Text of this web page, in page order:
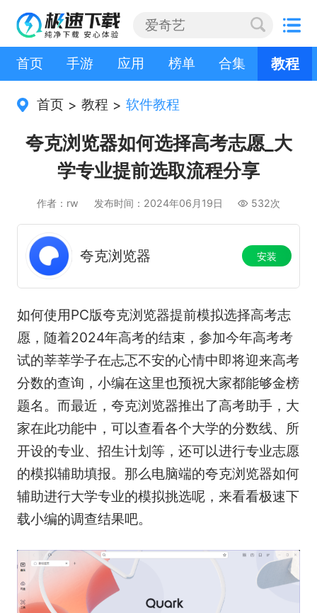
首页 手游 应用 榜单 合集 教程
首页 > 教程 > 软件教程
夸克浏览器如何选择高考志愿_大
学专业提前选取流程分享
作者：rw 发布时间：2024年06月19日 532次
夸克浏览器 安装
如何使用PC版夸克浏览器提前模拟选择高考志
愿，随着2024年高考的结束，参加今年高考考
试的莘莘学子在忐忑不安的心情中即将迎来高考
分数的查询，小编在这里也预祝大家都能够金榜
题名。而最近，夸克浏览器推出了高考助手，大
家在此功能中，可以查看各个大学的分数线、所
开设的专业、招生计划等，还可以进行专业志愿
的模拟辅助填报。那么电脑端的夸克浏览器如何
辅助进行大学专业的模拟挑选呢，来看看极速下
载小编的调查结果吧。